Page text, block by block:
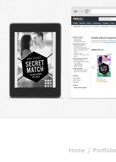
ÜBER MICH
DESIGN FAQ
PRESSEMATERIAL
WALLPAPER
Home Portfolio